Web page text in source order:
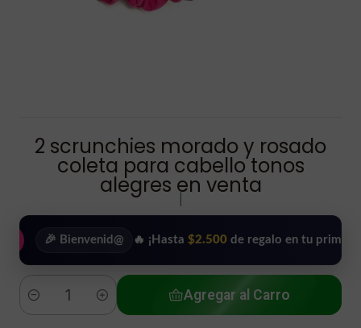
2 scrunchies morado y rosado
coleta para cabello tonos
alegres en venta
🎉 Bienvenid@ 🔥 ¡Hasta$2.500de regalo en tu primera
Cantidad
Agregar al Carro